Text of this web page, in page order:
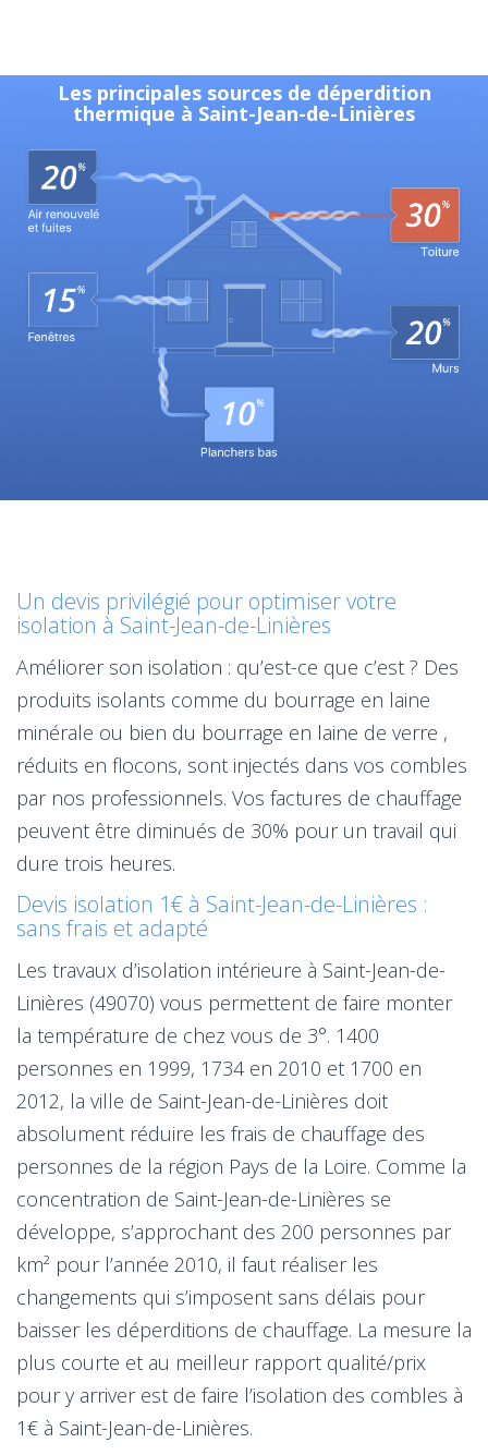
Les principales sources de déperdition
thermique à Saint-Jean-de-Linières
Un devis privilégié pour optimiser votre
isolation à Saint-Jean-de-Linières
Améliorer son isolation : qu’est-ce que c’est ? Des
produits isolants comme du bourrage en laine
minérale ou bien du bourrage en laine de verre ,
réduits en flocons, sont injectés dans vos combles
par nos professionnels. Vos factures de chauffage
peuvent être diminués de 30% pour un travail qui
dure trois heures.
Devis isolation 1€ à Saint-Jean-de-Linières :
sans frais et adapté
Les travaux d’isolation intérieure à Saint-Jean-de-
Linières (49070) vous permettent de faire monter
la température de chez vous de 3°. 1400
personnes en 1999, 1734 en 2010 et 1700 en
2012, la ville de Saint-Jean-de-Linières doit
absolument réduire les frais de chauffage des
personnes de la région Pays de la Loire. Comme la
concentration de Saint-Jean-de-Linières se
développe, s’approchant des 200 personnes par
km² pour l’année 2010, il faut réaliser les
changements qui s’imposent sans délais pour
baisser les déperditions de chauffage. La mesure la
plus courte et au meilleur rapport qualité/prix
pour y arriver est de faire l’isolation des combles à
1€ à Saint-Jean-de-Linières.